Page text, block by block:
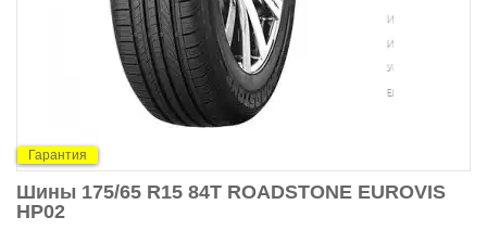
Гарантия
Шины 175/65 R15 84T ROADSTONE EUROVIS
HP02